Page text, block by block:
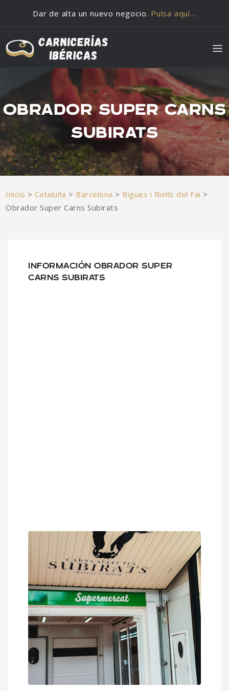
Dar de alta un nuevo negocio. Pulsa aquí…
OBRADOR SUPER CARNS
SUBIRATS
Inicio > Cataluña > Barcelona > Bigues i Riells del Fai >
Obrador Super Carns Subirats
INFORMACIÓN OBRADOR SUPER
CARNS SUBIRATS